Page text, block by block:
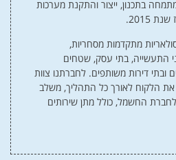
בתכנון, ייצור והתקנת מערכות
2015.
מתקדמות מסחריות,
התעשייה, בתי עסק, שטחים
ובתי דירות משותפים. לחברתנו צוות
את הלקוח לאורך כל התהליך, משלב
החשמל, כולל מתן שירותים